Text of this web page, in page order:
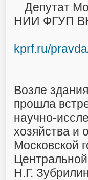
Депутат
НИИ ФГУП
kprf.ru/
Возле
прошла
научно-
хозяйства и
Московской
Н.Г.